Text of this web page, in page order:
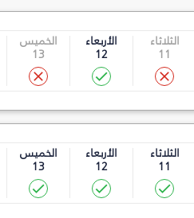
الثلاثاء
11
الأربعاء
12
الخميس
13
الثلاثاء
11
الأربعاء
12
الخميس
13